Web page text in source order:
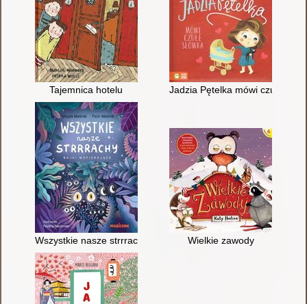
Tajemnica hotelu Jadzia Pętelka mówi czułe
Wszystkie nasze strrrachy : bajki wspierające
Wielkie zawody